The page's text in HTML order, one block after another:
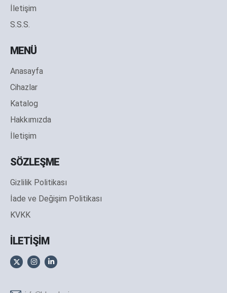
İletişim
S.S.S.
MENÜ
Anasayfa
Cihazlar
Katalog
Hakkımızda
İletişim
SÖZLEŞME
Gizlilik Politikası
İade ve Değişim Politikası
KVKK
İLETİŞİM